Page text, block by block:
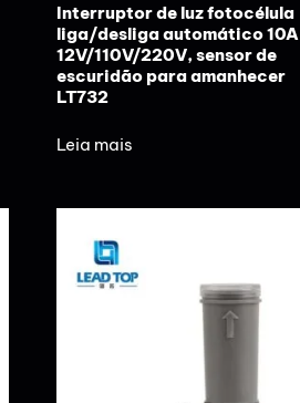
Interruptor de luz fotocélula
liga/desliga automático 10A
12V/110V/220V, sensor de
escuridão para amanhecer
LT732
Leia mais